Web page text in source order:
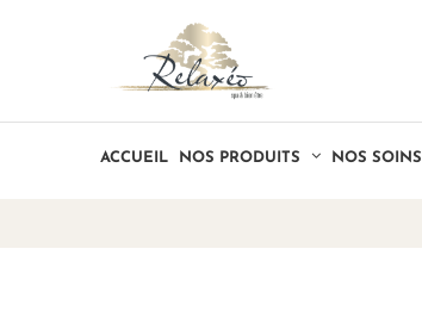
ACCUEIL NOS PRODUITS NOS SOINS